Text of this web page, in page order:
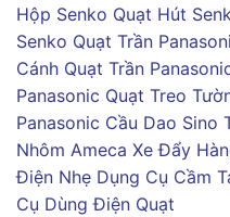
Hộp Senko Quạt Hút
Senko Quạt Trần
Cánh Quạt Trần
Panasonic Quạt Treo
Panasonic Cầu Dao Sino
Nhôm Ameca Xe Đẩy
Điện Nhẹ Dụng Cụ Cầm
Cụ Dùng Điện Quạt